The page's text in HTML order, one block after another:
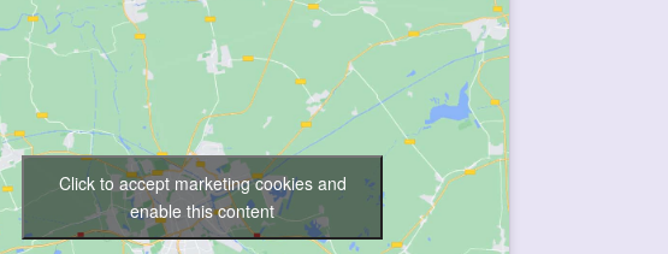
Click to accept marketing cookies and
enable this content